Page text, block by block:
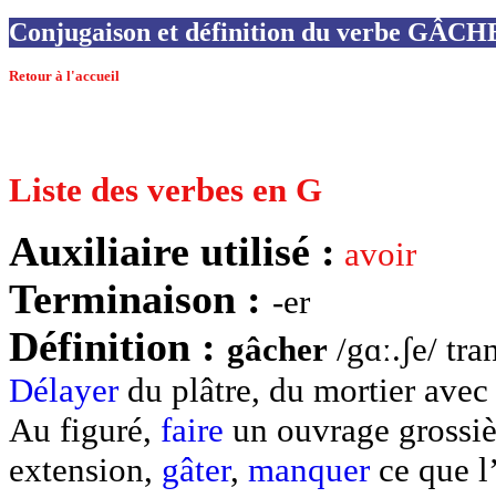
Conjugaison et définition du verbe
Retour à l'accueil
Liste des verbes en G
Auxiliaire utilisé : avoir
Terminaison : -er
Définition : gâcher /gɑː.ʃe/
Délayer du plâtre, du mortier avec
Au figuré, faire un ouvrage
extension, gâter, manquer ce que